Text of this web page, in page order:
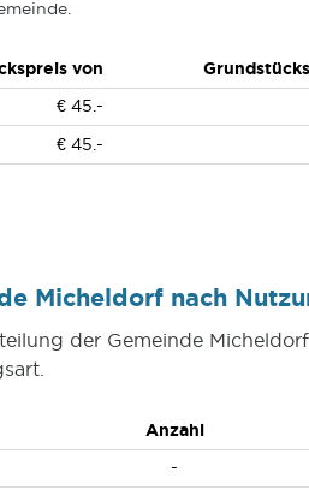
von
€ 45.-
€ 45.-
Micheldorf nach
der Gemeinde
Anzahl
-